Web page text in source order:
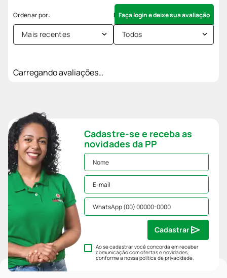
Faça login e deixe sua avaliação
Mais recentes Todos
Carregando avaliações…
Cadastre-se e receba as
novidades da PP
Ao se cadastrar você concorda em receber
comunicação com ofertas e novidades,
conforme a nossapolítica de privacidade.
Cadastrar